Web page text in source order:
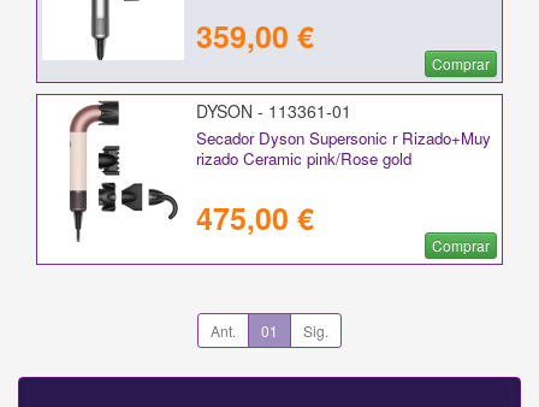
359,00 €
Comprar
DYSON - 113361-01
Secador Dyson Supersonic r Rizado+Muy
rizado Ceramic pink/Rose gold
475,00 €
Comprar
Ant. 01 Sig.